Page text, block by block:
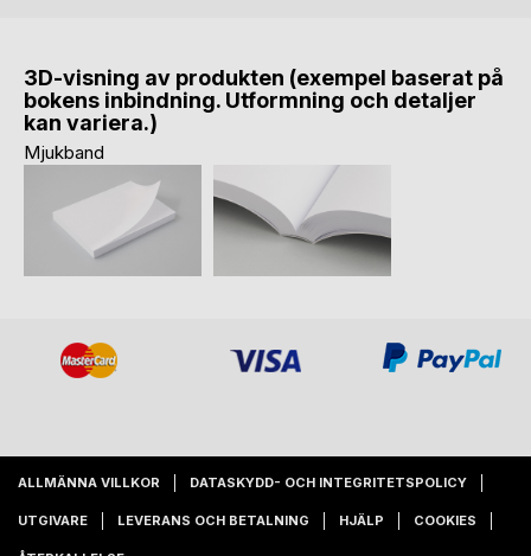
3D-visning av produkten (exempel baserat på
bokens inbindning. Utformning och detaljer
kan variera.)
Mjukband
ALLMÄNNA VILLKOR DATASKYDD- OCH INTEGRITETSPOLICY
UTGIVARE LEVERANS OCH BETALNING HJÄLP COOKIES